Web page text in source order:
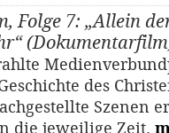
Folge 7: „Allein
des
Szenen
die jeweilige Zeit.